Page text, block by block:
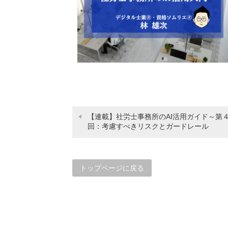
【連載】社労士事務所のAI活用ガイド～第
回：考慮すべきリスクとガードレール
トップページに戻る